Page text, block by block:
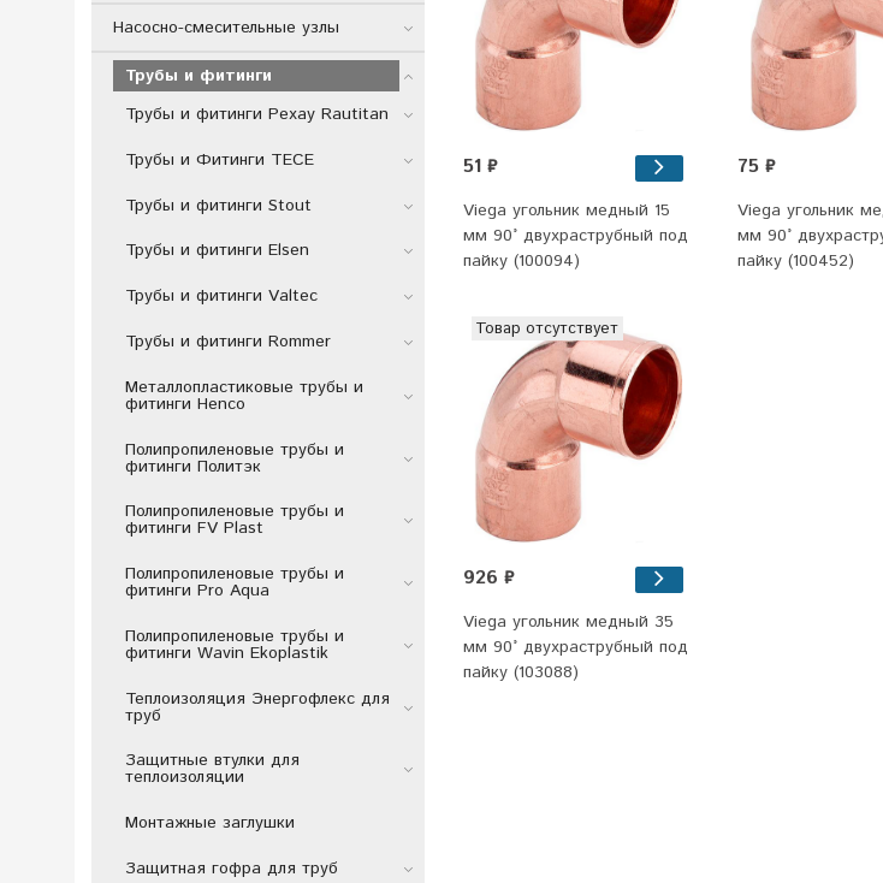
51 ₽
Viega угольник медный 15
мм 90° двухраструбный под
пайку (100094)
75 ₽
Viega угольник
мм 90°
пайку (100452)
Товар отсутствует
926 ₽
Viega угольник медный 35
мм 90° двухраструбный под
пайку (103088)
Насосно-смесительные узлы
Трубы и фитинги
Трубы и фитинги Рехау Rautitan
Трубы и Фитинги TECE
Трубы и фитинги Stout
Трубы и фитинги Elsen
Трубы и фитинги Valtec
Трубы и фитинги Rommer
Металлопластиковые трубы и
фитинги Henco
Полипропиленовые трубы и
фитинги Политэк
Полипропиленовые трубы и
фитинги FV Plast
Полипропиленовые трубы и
фитинги Pro Aqua
Полипропиленовые трубы и
фитинги Wavin Ekoplastik
Теплоизоляция Энергофлекс для
труб
Защитные втулки для
теплоизоляции
Монтажные заглушки
Защитная гофра для труб